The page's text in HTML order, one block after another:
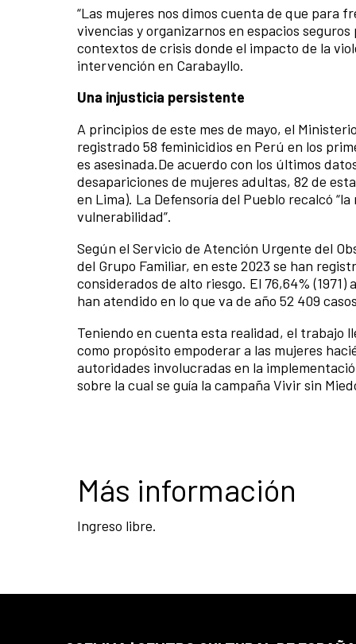
“Las mujeres nos dimos cuenta de que para
vivencias y organizarnos en espacios
contextos de crisis donde el impacto de la
intervención en Carabayllo.
Una injusticia persistente
A principios de este mes de mayo, el
registrado 58 feminicidios en Perú en los
es asesinada.De acuerdo con los últimos
desapariciones de mujeres adultas, 82 de
en Lima). La Defensoría del Pueblo recalcó
vulnerabilidad”.
Según el Servicio de Atención Urgente del
del Grupo Familiar, en este 2023 se han
considerados de alto riesgo. El 76,64%
han atendido en lo que va de año 52 409
Teniendo en cuenta esta realidad, el trabajo
como propósito empoderar a las mujeres
autoridades involucradas en la
sobre la cual se guía la campaña Vivir sin
Más información
Ingreso libre.